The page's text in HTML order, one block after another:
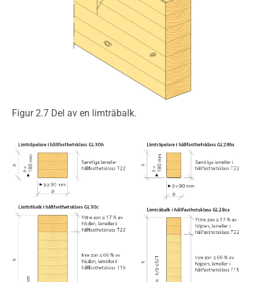
Figur 2.7 Del av en limträbalk.